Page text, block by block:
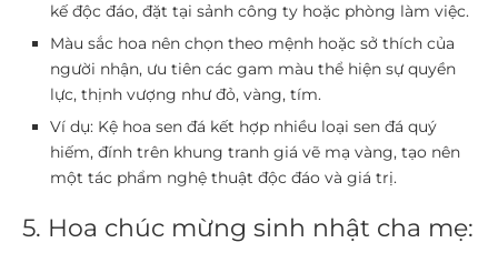
kế độc đáo, đặt tại sảnh công ty hoặc phòng làm việc.
Màu sắc hoa nên chọn theo mệnh hoặc sở thích của
người nhận, ưu tiên các gam màu thể hiện sự quyền
lực, thịnh vượng như đỏ, vàng, tím.
Ví dụ: Kệ hoa sen đá kết hợp nhiều loại sen đá quý
hiếm, đính trên khung tranh giá vẽ mạ vàng, tạo nên
một tác phẩm nghệ thuật độc đáo và giá trị.
5. Hoa chúc mừng sinh nhật cha mẹ: